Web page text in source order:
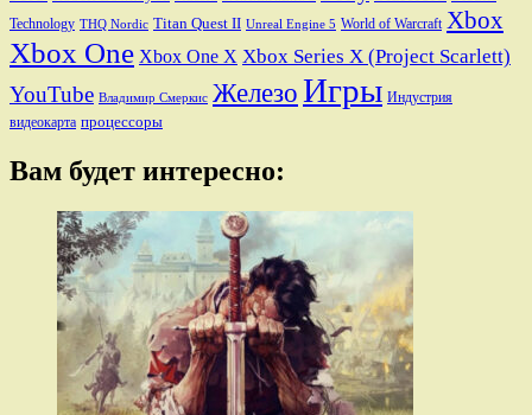
Technology THQ Nordic Titan Quest II Unreal Engine 5 World of Warcraft Xbox
Xbox One Xbox One X Xbox Series X (Project Scarlett)
YouTube Владимир Смеркис ЖелезоИгры Индустрия
видеокарта процессоры
Вам будет интересно: